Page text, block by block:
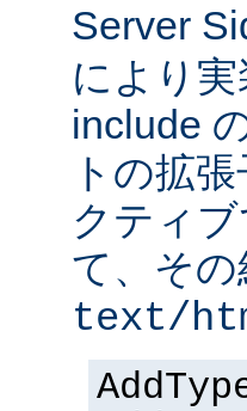
Server
により
include
トの拡
クティ
て、そ
text/